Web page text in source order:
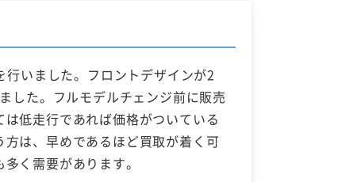
いました。フロントデザインが2
した。フルモデルチェンジ前に販売
低走行であれば価格がついている
は、早めであるほど買取が着く可
く需要があります。